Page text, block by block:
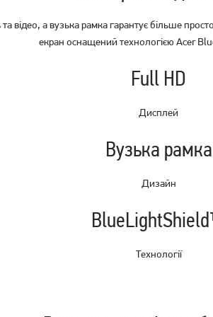
Ноутбук Asus Vivobook Go
15 E1504FA Cool Silver
Ноутбук
30 999
відео, а вузька рамка гарантує більше
екран оснащений технологією Acer
Full HD
Дисплей
Вузька рамка
Дизайн
Технології